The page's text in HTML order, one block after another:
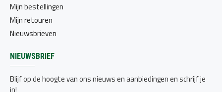
Mijn bestellingen
Mijn retouren
Nieuwsbrieven
NIEUWSBRIEF
Blijf op de hoogte van ons nieuws en aanbiedingen en schrijf je